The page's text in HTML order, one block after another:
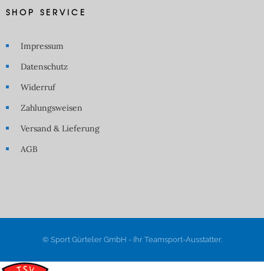
SHOP SERVICE
Impressum
Datenschutz
Widerruf
Zahlungsweisen
Versand & Lieferung
AGB
© Sport Gürteler GmbH - Ihr Teamsport-Ausstatter.